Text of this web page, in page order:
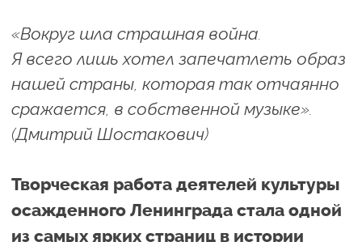
«Вокруг шла страшная война.
Я всего лишь хотел запечатлеть образ
нашей страны, которая так отчаянно
сражается, в собственной музыке».
(Дмитрий Шостакович)
Творческая работа деятелей культуры
осажденного Ленинграда стала одной
из самых ярких страниц в истории